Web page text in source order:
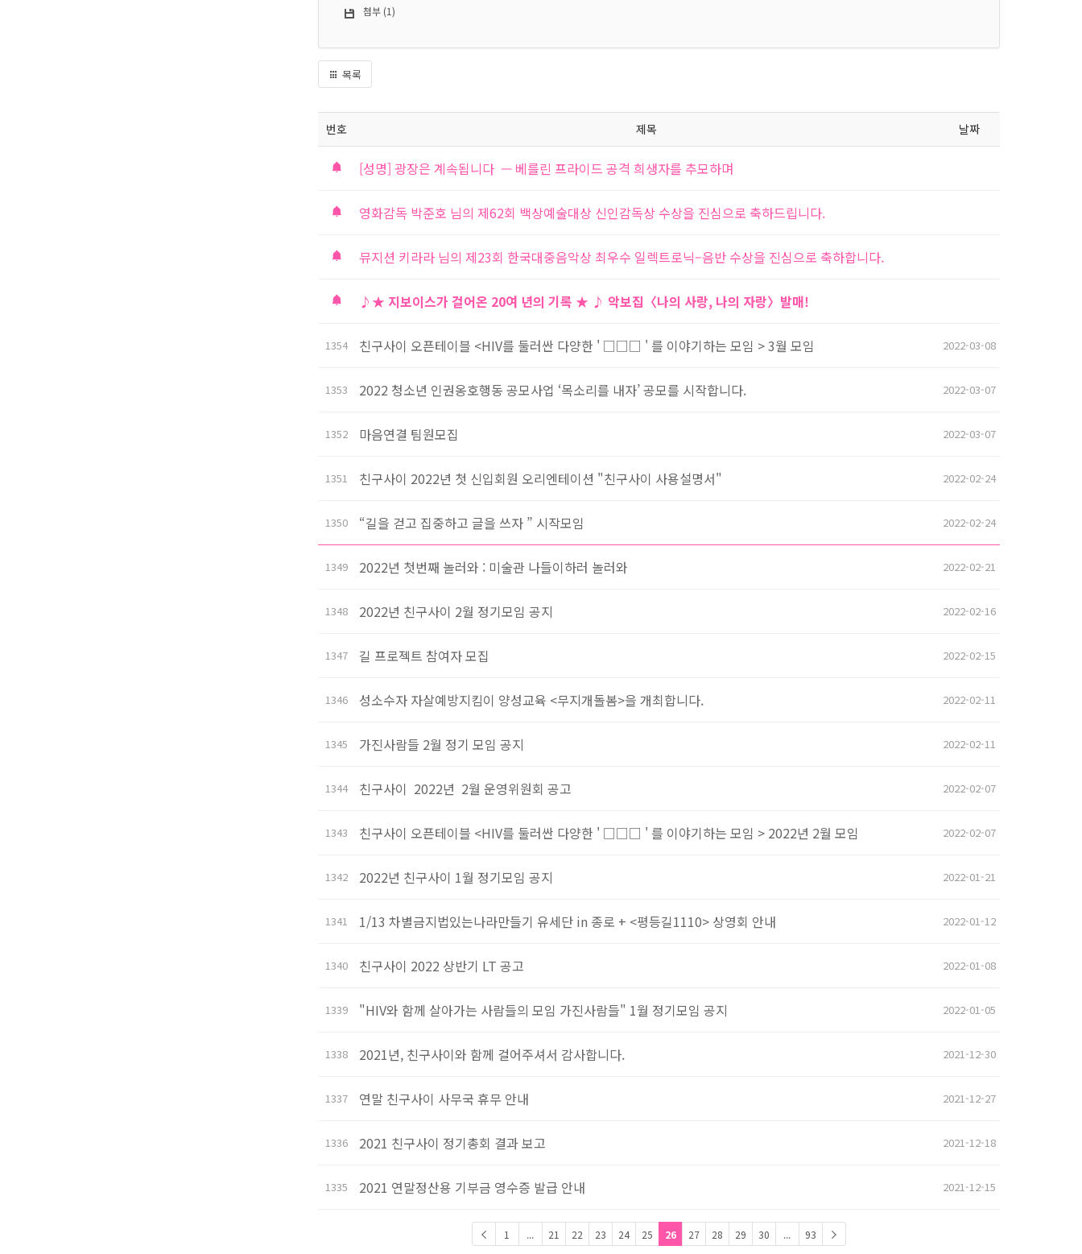
첨부 (1)
목록
번호 제목 날짜
[성명] 광장은 계속됩니다 — 베를린 프라이드 공격 희생자를 추모하며
영화감독 박준호 님의 제62회 백상예술대상 신인감독상 수상을 진심으로 축하드립니다.
뮤지션 키라라 님의 제23회 한국대중음악상 최우수 일렉트로닉–음반 수상을 진심으로 축하합니다.
♪★ 지보이스가 걸어온 20여 년의 기록 ★ ♪ 악보집〈나의 사랑, 나의 자랑〉발매!
1354 친구사이 오픈테이블 <HIV를 둘러싼 다양한 ' □□□ ' 를 이야기하는 모임 > 3월 모임 2022-03-08
1353 2022 청소년 인권옹호행동 공모사업 ‘목소리를 내자’ 공모를 시작합니다. 2022-03-07
1352 마음연결 팀원모집 2022-03-07
1351 친구사이 2022년 첫 신입회원 오리엔테이션 "친구사이 사용설명서" 2022-02-24
1350 “길을 걷고 집중하고 글을 쓰자 ” 시작모임 2022-02-24
1349 2022년 첫번째 놀러와 : 미술관 나들이하러 놀러와 2022-02-21
1348 2022년 친구사이 2월 정기모임 공지 2022-02-16
1347 길 프로젝트 참여자 모집 2022-02-15
1346 성소수자 자살예방지킴이 양성교육 <무지개돌봄>을 개최합니다. 2022-02-11
1345 가진사람들 2월 정기 모임 공지 2022-02-11
1344 친구사이 2022년 2월 운영위원회 공고 2022-02-07
1343 친구사이 오픈테이블 <HIV를 둘러싼 다양한 ' □□□ ' 를 이야기하는 모임 > 2022년 2월 모임 2022-02-07
1342 2022년 친구사이 1월 정기모임 공지 2022-01-21
1341 1/13 차별금지법있는나라만들기 유세단 in 종로 + <평등길1110> 상영회 안내 2022-01-12
1340 친구사이 2022 상반기 LT 공고 2022-01-08
1339 "HIV와 함께 살아가는 사람들의 모임 가진사람들" 1월 정기모임 공지 2022-01-05
1338 2021년, 친구사이와 함께 걸어주셔서 감사합니다. 2021-12-30
1337 연말 친구사이 사무국 휴무 안내 2021-12-27
1336 2021 친구사이 정기총회 결과 보고 2021-12-18
1335 2021 연말정산용 기부금 영수증 발급 안내 2021-12-15
1 ... 21 22 23 24 25 26 27 28 29 30 ... 93